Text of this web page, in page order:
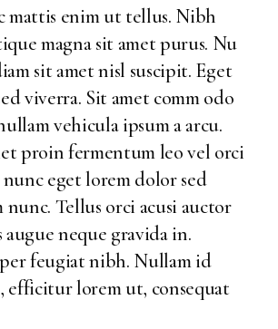
mattis enim ut tellus. Nibh
magna sit amet purus. Nu
sit amet nisl suscipit. Eget
viverra. Sit amet comm odo
vehicula ipsum a arcu.
proin fermentum leo vel orci
eget lorem dolor sed
nunc. Tellus orci acusi auctor
augue neque gravida in.
feugiat nibh. Nullam id
efficitur lorem ut, consequat